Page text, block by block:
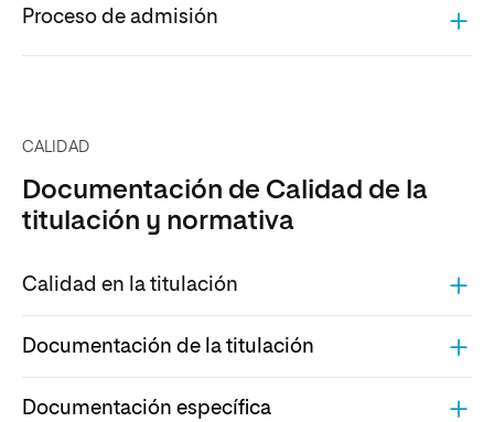
Proceso de admisión
CALIDAD
Documentación de Calidad de la
titulación y normativa
Calidad en la titulación
Documentación de la titulación
Documentación específica